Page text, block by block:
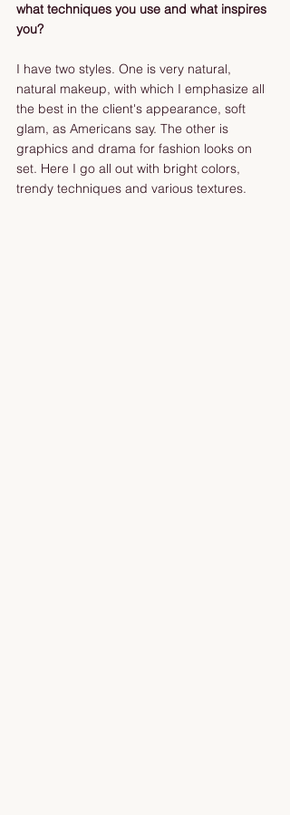
what techniques you use and what inspires
you?
I have two styles. One is very natural,
natural makeup, with which I emphasize all
the best in the client's appearance, soft
glam, as Americans say. The other is
graphics and drama for fashion looks on
set. Here I go all out with bright colors,
trendy techniques and various textures.